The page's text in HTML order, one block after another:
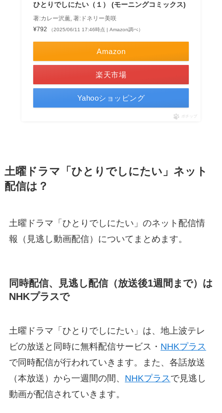
ひとりでしにたい（１） (モーニングコミックス)
著:カレー沢薫, 著:ドネリー美咲
¥792
（2025/06/11 17:46時点 | Amazon調べ）
Amazon
楽天市場
Yahooショッピング
ポチップ
土曜ドラマ「ひとりでしにたい」ネット
配信は？
土曜ドラマ「ひとりでしにたい」のネット配信情
報（見逃し動画配信）についてまとめます。
同時配信、見逃し配信（放送後1週間まで）は
NHKプラスで
土曜ドラマ「ひとりでしにたい」は、地上波テレ
ビの放送と同時に無料配信サービス・ NHKプラス
で同時配信が行われていきます。また、各話放送
（本放送）から一週間の間、 NHKプラス で見逃し
動画が配信されていきます。